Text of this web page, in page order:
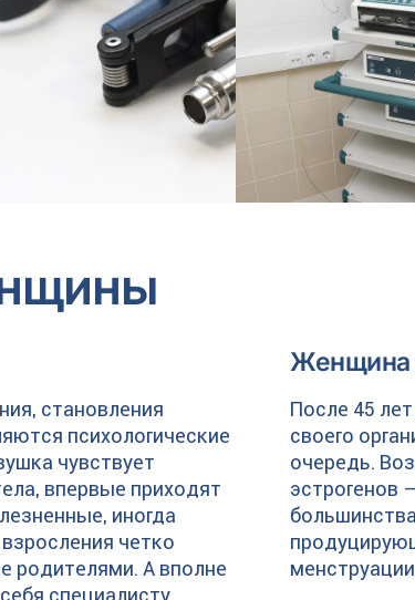
становления
психологические
чувствует
впервые приходят
иногда
четко
родителями. А вполне
Женщина
После 45
своего
очередь.
эстрогенов